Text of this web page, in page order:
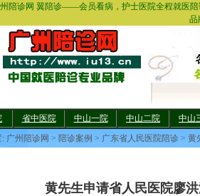
陪诊网 翼陪诊——会员看病，护士医院全程就医
品
省中医院 中山一院 中山二院 中山
: 广州陪诊网 > 陪诊案例 > 广东省人民医院陪诊 > 黄
黄先生申请省人民医院廖